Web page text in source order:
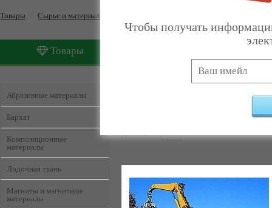
Товары Сырье и материалы
Товары
Абразивные материалы
Бархат
Композиционные
материалы
Лодочная ткань
Магниты и магнитные
материалы
Сырье и материалы
Чтобы получать